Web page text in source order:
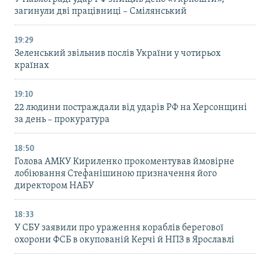
загинули дві працівниці – Смілянський
19:29
Зеленський звільнив послів України у чотирьох
країнах
19:10
22 людини постраждали від ударів РФ на Херсонщині
за день – прокуратура
18:50
Голова АМКУ Кириленко прокоментував ймовірне
лобіювання Стефанішиною призначення його
директором НАБУ
18:33
У СБУ заявили про ураження кораблів берегової
охорони ФСБ в окупованій Керчі й НПЗ в Ярославлі